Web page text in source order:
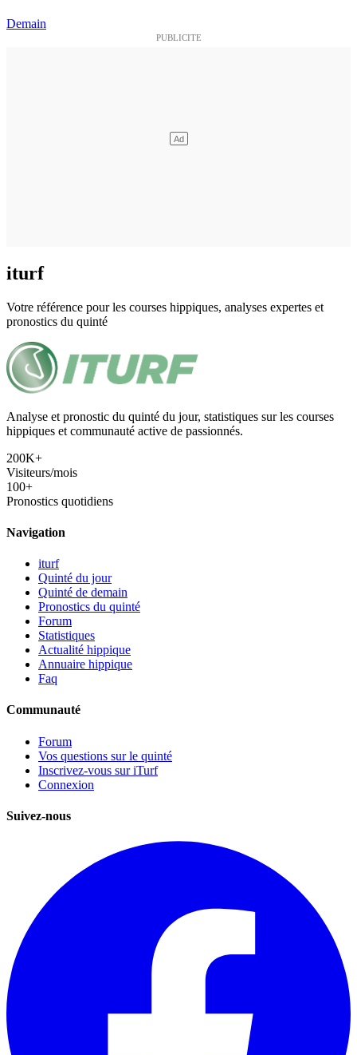
Demain
iturf
Votre référence pour les courses hippiques, analyses expertes et
pronostics du quinté
Analyse et pronostic du quinté du jour, statistiques sur les courses
hippiques et communauté active de passionnés.
200K+
Visiteurs/mois
100+
Pronostics quotidiens
Navigation
iturf
Quinté du jour
Quinté de demain
Pronostics du quinté
Forum
Statistiques
Actualité hippique
Annuaire hippique
Faq
Communauté
Forum
Vos questions sur le quinté
Inscrivez-vous sur iTurf
Connexion
Suivez-nous